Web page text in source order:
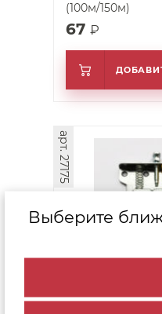
Выберите
(100м/150м)
67 ₽
РКМ 70 Ролик
MEPA Турция
арт. 27175